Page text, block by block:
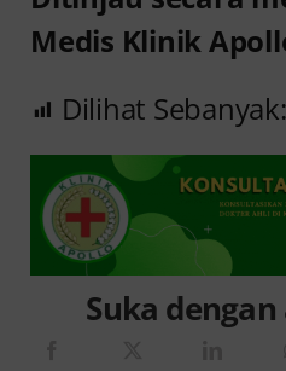
Medis Klinik
Dilihat Sebanyak:
Suka